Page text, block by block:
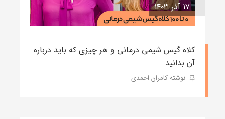
۱۷ آذر ۱۴۰۳
کلاه گیس شیمی درمانی و هر چیزی که باید درباره
آن بدانید
نوشته کامران احمدی